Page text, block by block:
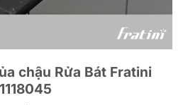
chậu Rửa Bát Fratini